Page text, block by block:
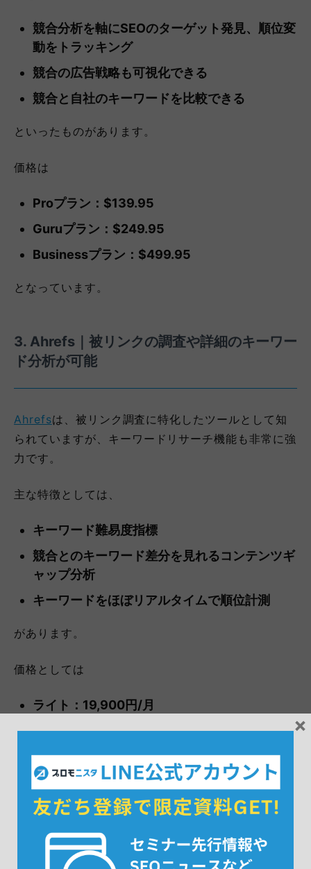
競合分析を軸にSEOのターゲット発見、順位変
動をトラッキング
競合の広告戦略も可視化できる
競合と自社のキーワードを比較できる
といったものがあります。
価格は
Proプラン：$139.95
Guruプラン：$249.95
Businessプラン：$499.95
となっています。
3. Ahrefs｜被リンクの調査や詳細のキーワー
ド分析が可能
Ahrefsは、被リンク調査に特化したツールとして知
られていますが、キーワードリサーチ機能も非常に強
力です。
主な特徴としては、
キーワード難易度指標
競合とのキーワード差分を見れるコンテンツギ
ャップ分析
キーワードをほぼリアルタイムで順位計測
があります。
価格としては
ライト：19,900円/月
スタンダード：38,400円/月
アドバンスド：68,900円/月
エンターププライズ：年額契約のみ
があります。
×